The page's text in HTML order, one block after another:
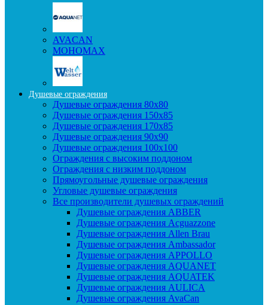
AVACAN
МОНОМАХ
Душевые ограждения
Душевые ограждения 80x80
Душевые ограждения 150x85
Душевые ограждения 170x85
Душевые ограждения 90x90
Душевые ограждения 100x100
Ограждения с высоким поддоном
Ограждения с низким поддоном
Прямоугольные душевые ограждения
Угловые душевые ограждения
Все производители душевых ограждений
Душевые ограждения ABBER
Душевые ограждения Acguazzone
Душевые ограждения Allen Brau
Душевые ограждения Ambassador
Душевые ограждения APPOLLO
Душевые ограждения AQUANET
Душевые ограждения AQUATEK
Душевые ограждения AULICA
Душевые ограждения AvaCan